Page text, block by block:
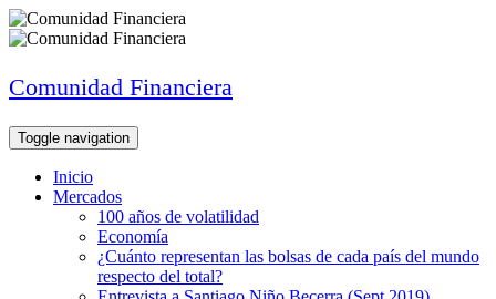
Comunidad Financiera
Toggle navigation
Inicio
Mercados
100 años de volatilidad
Economía
¿Cuánto representan las bolsas de cada país del mundo
respecto del total?